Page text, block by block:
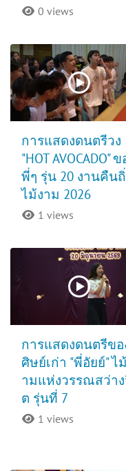
0 views
การแสดงดนตรีวง
"HOT AVOCADO" ข
พี่ๆ รุ่น 20 งานคืน
ไม้งาม 2026
1 views
การแสดงดนตรีขอ
ศิษย์เก่า "พี่อัยย์" ไ
ามแห่งวรรณสว่า
ต รุ่นที่ 7
1 views